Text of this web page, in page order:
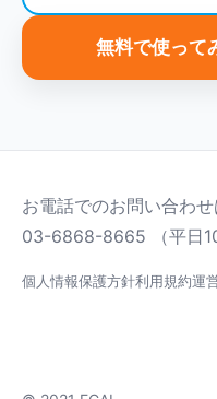
無料で使って
お電話でのお問い合わ
03-6868-8665
（平日
個人情報保護方針利用規約運